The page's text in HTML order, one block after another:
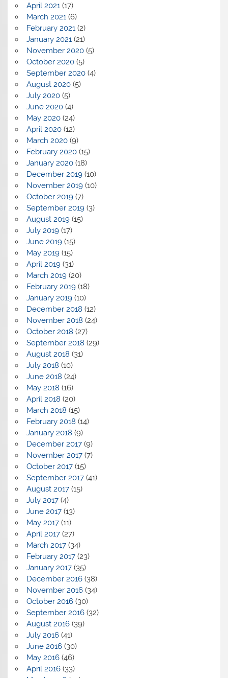
April 2021(17)
March 2021(6)
February 2021(2)
January 2021(21)
November 2020(5)
October 2020(5)
September 2020(4)
August 2020(5)
July 2020(5)
June 2020(4)
May 2020(24)
April 2020(12)
March 2020(9)
February 2020(15)
January 2020(18)
December 2019(10)
November 2019(10)
October 2019(7)
September 2019(3)
August 2019(15)
July 2019(17)
June 2019(15)
May 2019(15)
April 2019(31)
March 2019(20)
February 2019(18)
January 2019(10)
December 2018 (12)
November 2018 (24)
October 2018 (27)
September 2018 (29)
August 2018 (31)
July 2018 (10)
June 2018 (24)
May 2018 (16)
April 2018 (20)
March 2018 (15)
February 2018 (14)
January 2018 (9)
December 2017(9)
November 2017(7)
October 2017(15)
September 2017(41)
August 2017(15)
July 2017(4)
June 2017(13)
May 2017(11)
April 2017(27)
March 2017(34)
February 2017(23)
January 2017(35)
December 2016(38)
November 2016(34)
October 2016(30)
September 2016(32)
August 2016(39)
July 2016(41)
June 2016(30)
May 2016(46)
April 2016(33)